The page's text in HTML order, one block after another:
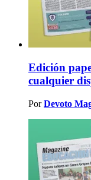
Edición
cualquier
Por Devoto